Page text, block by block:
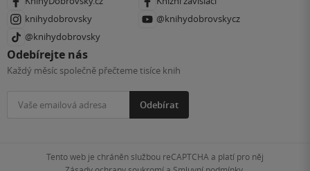
knihydobrovsky
@knihydobrovskycz
@knihydobrovsky
Odebírejte nás
Každý měsíc společně přečteme tisíce knih
Odebírat
Tento web je chráněn službou reCAPTCHA a platí pro něj